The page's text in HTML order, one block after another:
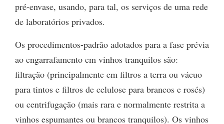
pré-envase, usando, para tal, os serviços de uma rede
de laboratórios privados.
Os procedimentos-padrão adotados para a fase prévia
ao engarrafamento em vinhos tranquilos são:
filtração (principalmente em filtros a terra ou vácuo
para tintos e filtros de celulose para brancos e rosés)
ou centrifugação (mais rara e normalmente restrita a
vinhos espumantes ou brancos tranquilos). Os vinhos